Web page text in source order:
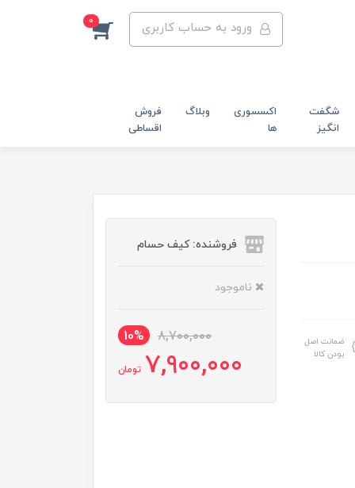
ورود به حساب کاربری 0
شگفت
انگیز
اکسسوری
ها
وبلاگ
فروش
اقساطی
ضمانت اصل
بودن کالا
فروشنده: کیف حسام
ناموجود
8,700,000
10%
7,900,000 تومان